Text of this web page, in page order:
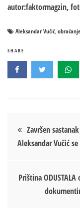
autor:faktormagzin,
Aleksandar Vučić,
SHARE
Кретање
чланка
Završen
Aleksandar Vučić se
Priština